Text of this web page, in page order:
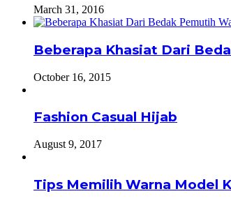
March 31, 2016
Beberapa Khasiat Dari
October 16, 2015
Fashion Casual Hijab
August 9, 2017
Tips Memilih Warna Model